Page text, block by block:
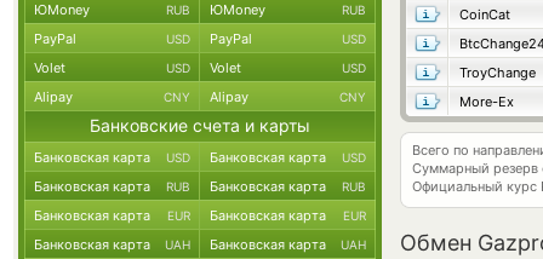
CoinCat
TroyChange
More-Ex
Всего по
Суммарный резерв
Официальный курс
Обмен
ЮMoney RUB ЮMoney RUB
PayPal USD PayPal USD
Volet USD Volet USD
Alipay CNY Alipay CNY
Банковские счета и карты
Банковская карта USD Банковская карта USD
Банковская карта RUB Банковская карта RUB
Банковская карта EUR Банковская карта EUR
Банковская карта UAH Банковская карта UAH